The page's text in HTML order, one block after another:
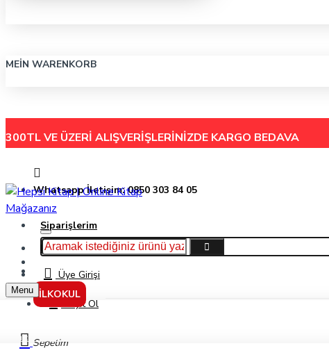
MEIN WARENKORB
300TL VE ÜZERİ ALIŞVERİŞLERİNİZDE KARGO BEDAVA
Whatsapp İletişim: 0850 303 84 05
Siparişlerim
Hakkımızda
İletişimÜye Girişi
Kayıt Ol
Sepetim
İLKOKUL
Menu
Kültür Yayınları Ayt 5'Li Denemesi